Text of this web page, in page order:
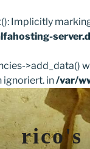
Implicitly
>add_data()
ignoriert. in/var/
rico's